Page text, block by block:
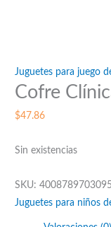
Juguetes para juego
Cofre
$47.86
Sin existencias
SKU:4008789703095
Juguetes para niños